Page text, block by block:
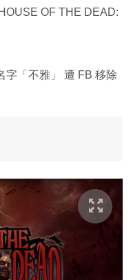
OF THE DEAD:
字「不雅」 遭 FB 移除